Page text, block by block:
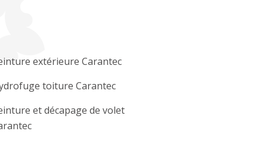
extérieure Carantec
toiture Carantec
et décapage de volet